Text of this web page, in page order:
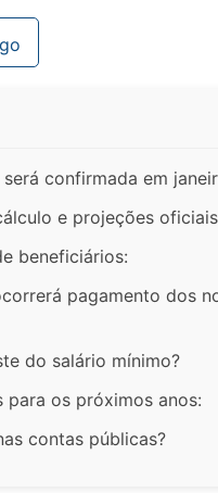
confirmada em
e projeções oficiais
beneficiários:
pagamento dos
do salário mínimo?
para os próximos anos:
contas públicas?